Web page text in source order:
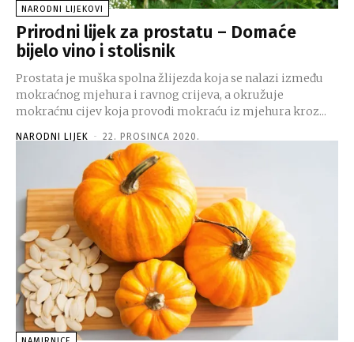
NARODNI LIJEKOVI
Prirodni lijek za prostatu – Domaće
bijelo vino i stolisnik
Prostata je muška spolna žlijezda koja se nalazi između
mokraćnog mjehura i ravnog crijeva, a okružuje
mokraćnu cijev koja provodi mokraću iz mjehura kroz...
NARODNI LIJEK - 22. PROSINCA 2020.